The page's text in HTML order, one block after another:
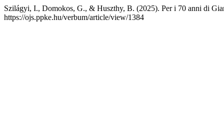
Szilágyi, I., Domokos, G., & Huszthy, B. (2025). Per i 70 anni di
https://ojs.ppke.hu/verbum/article/view/1384